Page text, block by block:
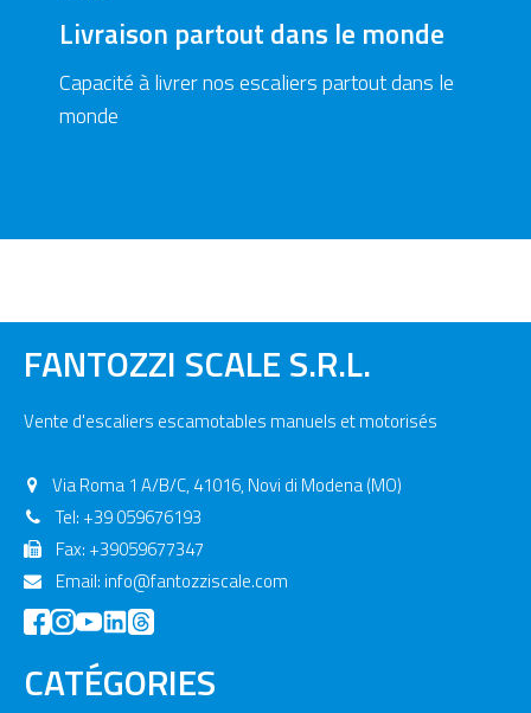
Livraison partout dans le monde
Capacité à livrer nos escaliers partout dans le
monde
FANTOZZI SCALE S.R.L.
Vente d'escaliers escamotables manuels et motorisés
Via Roma 1 A/B/C, 41016, Novi di Modena (MO)
Tel: +39 059676193
Fax: +39059677347
Email: info@fantozziscale.com
CATÉGORIES